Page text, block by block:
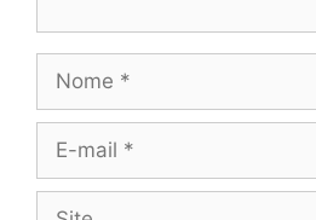
Nome
Site